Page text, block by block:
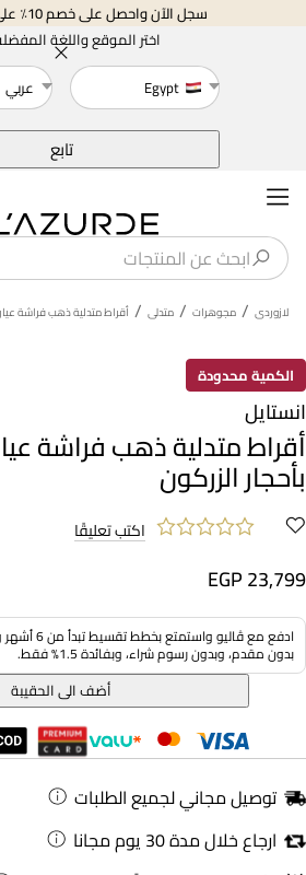
سجل الآن واحصل على خصم 10٪ على طلبك الأول *
اختر الموقع واللغة
Egypt
عربي
تابع
لازوردى / مجوهرات / متدلى / أقراط متدلية ذهب فراشة عيار 18 قيراط مزينة بأحجار الزركون
الكمية محدودة
انستايل
بأحجار الزركون
اكتب تعليقًا
EGP 23,799
بدون مقدم، وبدون رسوم شراء، وبفائدة 1.5% فقط.
أضف الى الحقيبة
توصيل مجاني لجميع الطلبات
ارجاع خلال مدة 30 يوم مجانا